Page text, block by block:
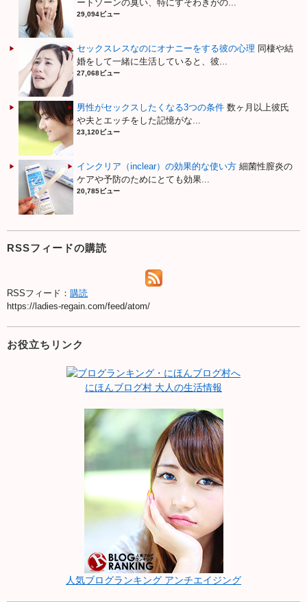
ートゾーンの臭い、特にすそわきがの...
29,094ビュー
セックスレスなのにオナニーをする彼の心理 同棲や結
婚をして一緒に生活していると、彼...
27,068ビュー
男性がセックスしたくなる3つの条件 数ヶ月以上彼氏
や夫とエッチをした記憶がな...
23,120ビュー
インクリア（inclear）の効果的な使い方 細菌性膣炎の
ケアや予防のためにとても効果...
20,785ビュー
RSSフィードの購読
RSSフィード： 購読
https://ladies-regain.com/feed/atom/
お役立ちリンク
にほんブログ村 大人の生活情報
人気ブログランキング アンチエイジング